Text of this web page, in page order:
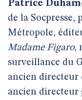
Patrice
de la Socpresse,
Métropole,
Madame Figaro,
surveillance du
ancien directeur
ancien directeur